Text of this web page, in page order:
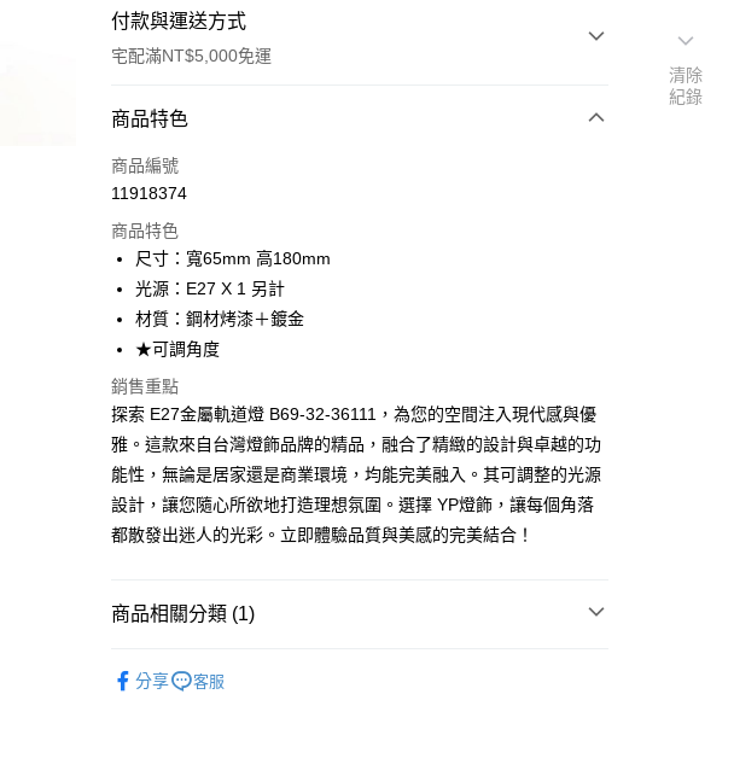
付款與運送方式
宅配滿NT$5,000免運
付款方式
信用卡一次付款
Apple Pay
街口支付
悠遊付
Google Pay
AFTEE先享後付
相關說明
【關於「AFTEE先享後付」】
AFTEE先享後付是「在收到商品之後才付款」的支付方式。 讓您購物簡單
２．便利：只要手機號碼，簡訊認證，即可結帳。
【「AFTEE先享後付」結帳流程】
ATM付款
運送方式
新竹貨運宅配
商品特色
商品編號
11918374
商品特色
尺寸：寬65mm 高180mm
光源：E27 X 1 另計
材質：鋼材烤漆＋鍍金
★可調角度
銷售重點
探索 E27金屬軌道燈 B69-32-36111，為您的空間注入現代感與優
雅。這款來自台灣燈飾品牌的精品，融合了精緻的設計與卓越的功
能性，無論是居家還是商業環境，均能完美融入。其可調整的光源
設計，讓您隨心所欲地打造理想氛圍。選擇 YP燈飾，讓每個角落
都散發出迷人的光彩。立即體驗品質與美感的完美結合！
商品相關分類 (1)
分享
客服
清除
紀錄